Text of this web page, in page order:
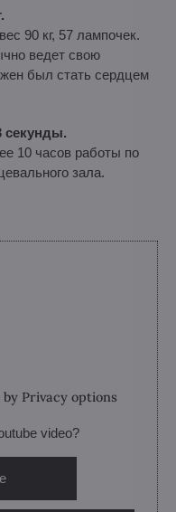
90 кг, 57 лампочек.
ведет свою
был стать сердцем
секунды.
10 часов работы по
зала.
Privacy options
video?